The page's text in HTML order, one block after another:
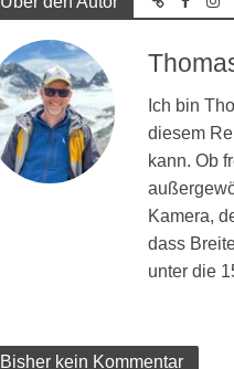
Ich bin
diesem
kann. Ob
Kamera,
dass
unter die
Bisher kein Kommentar